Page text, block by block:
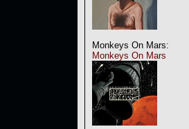
Monkeys On Mars:
Monkeys On Mars